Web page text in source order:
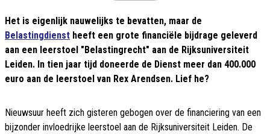
Het is eigenlijk nauwelijks te bevatten, maar de
Belastingdienst heeft een grote financiële bijdrage geleverd
aan een leerstoel "Belastingrecht" aan de Rijksuniversiteit
Leiden. In tien jaar tijd doneerde de Dienst meer dan 400.000
euro aan de leerstoel van Rex Arendsen. Lief he?
Nieuwsuur heeft zich gisteren gebogen over de financiering van een
bijzonder invloedrijke leerstoel aan de Rijksuniversiteit Leiden. De